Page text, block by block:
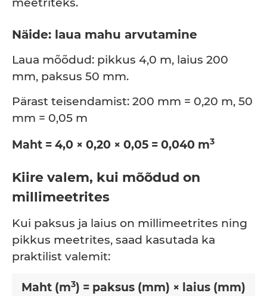
meetriteks.
Näide: laua mahu arvutamine
Laua mõõdud: pikkus 4,0 m, laius 200
mm, paksus 50 mm.
Pärast teisendamist: 200 mm = 0,20 m, 50
mm = 0,05 m
Maht = 4,0 × 0,20 × 0,05 = 0,040 m3
Kiire valem, kui mõõdud on
millimeetrites
Kui paksus ja laius on millimeetrites ning
pikkus meetrites, saad kasutada ka
praktilist valemit:
Maht (m3) = paksus (mm) × laius (mm)